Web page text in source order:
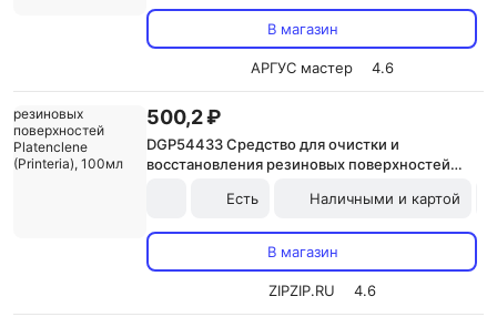
В магазин
АРГУС мастер 4.6
500,2 ₽
DGP54433 Средство для очистки и
восстановления резиновых поверхностей
Есть
Наличными и картой
В магазин
ZIPZIP.RU 4.6